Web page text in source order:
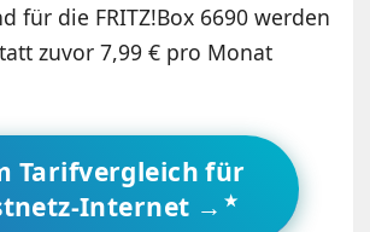
für die FRITZ!Box 6690 werden
zuvor 7,99 € pro Monat
Tarifvergleich für
Internet →